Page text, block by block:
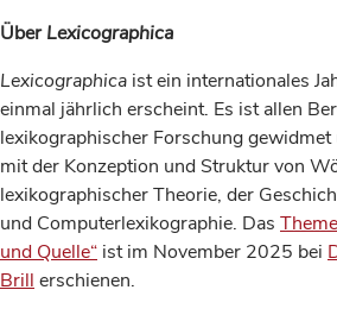
ÜberLexicographica
Lexicographica ist ein internationales
einmal jährlich erscheint. Es ist allen
lexikographischer Forschung gewidmet
mit der Konzeption und Struktur von
lexikographischer Theorie, der
und Computerlexikographie. Das
und Quelle“ ist im November 2025 bei
Brill erschienen.